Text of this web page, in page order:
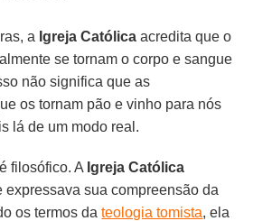
a Igreja Católica acredita que o
se tornam o corpo e sangue
não significa que as
os tornam pão e vinho para nós
lá de um modo real.
filosófico. A Igreja Católica
expressava sua compreensão da
os termos dateologia tomista, ela